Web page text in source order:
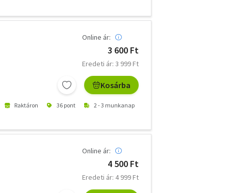
Online ár:
3 600 Ft
Eredeti ár: 3 999 Ft
Kosárba
Raktáron 36 pont 2 - 3 munkanap
Online ár:
4 500 Ft
Eredeti ár: 4 999 Ft